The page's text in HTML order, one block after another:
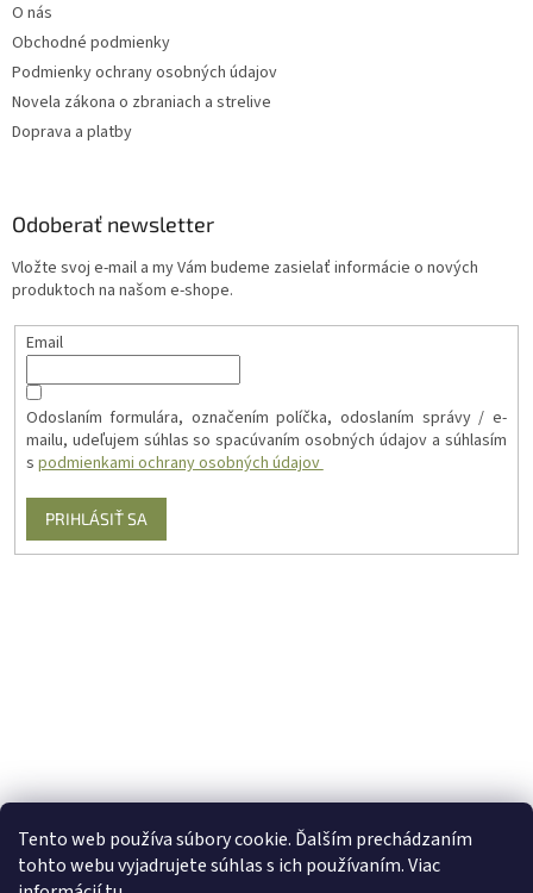
Tento web používa súbory cookie. Ďalším prechádzaním
tohto webu vyjadrujete súhlas s ich používaním. Viac
O nás
Obchodné podmienky
Podmienky ochrany osobných údajov
Novela zákona o zbraniach a strelive
Doprava a platby
Odoberať newsletter
Vložte svoj e-mail a my Vám budeme zasielať informácie o nových
produktoch na našom e-shope.
Email
Odoslaním formulára, označením políčka, odoslaním správy / e-
mailu, udeľujem súhlas so spacúvaním osobných údajov a súhlasím
s podmienkami ochrany osobných údajov
PRIHLÁSIŤ SA